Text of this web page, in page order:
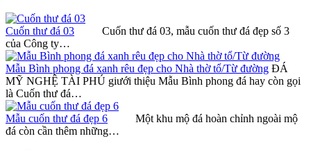
Cuốn thư đá 03 Cuốn thư đá 03, mẫu cuốn thư đá đẹp số 3
của Công ty…
Mẫu Bình phong đá xanh rêu đẹp cho Nhà thờ tổ/Từ đường ĐÁ
MỸ NGHỆ TÀI PHÚ giưới thiệu Mẫu Bình phong đá hay còn gọi
là Cuốn thư đá…
Mẫu cuốn thư đá đẹp 6 Một khu mộ đá hoàn chỉnh ngoài mộ
đá còn cần thêm những…